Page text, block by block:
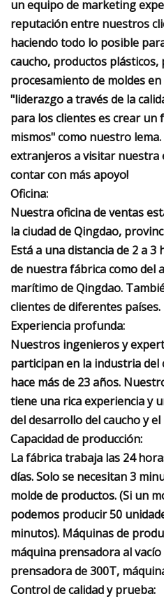
un equipo de marketing
reputación entre nuestros
haciendo todo lo posible
caucho, productos
procesamiento de moldes
"liderazgo a través de la
para los clientes es crear
mismos" como nuestro
extranjeros a visitar nuestra
contar con más apoyo!
Oficina:
Nuestra oficina de ventas
la ciudad de Qingdao,
Está a una distancia de 2 a
de nuestra fábrica como
marítimo de Qingdao.
clientes de diferentes países.
Experiencia profunda:
Nuestros ingenieros y
participan en la industria del
hace más de 23 años.
tiene una rica experiencia y
del desarrollo del caucho y el
Capacidad de producción:
La fábrica trabaja las 24
días. Solo se necesitan 3
molde de productos. (Si un
podemos producir 50
minutos). Máquinas de
máquina prensadora al
prensadora de 300T,
Control de calidad y prueba: